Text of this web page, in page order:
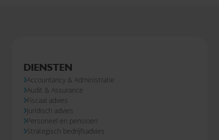
DIENSTEN
Accountancy & Administratie
Audit & Assurance
Fiscaal advies
Juridisch advies
Personeel en pensioen
Strategisch bedrijfsadvies